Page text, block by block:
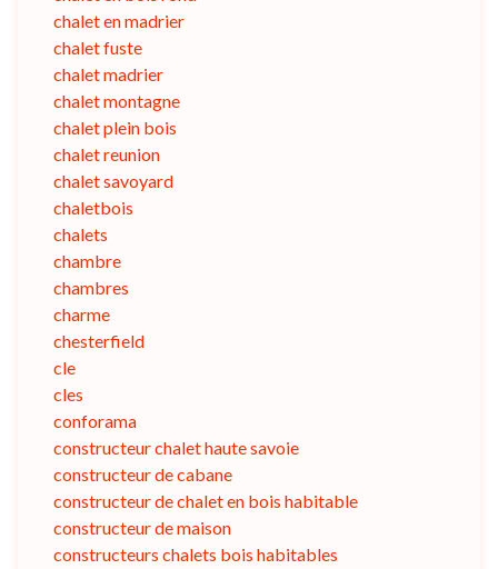
chalet en madrier
chalet fuste
chalet madrier
chalet montagne
chalet plein bois
chalet reunion
chalet savoyard
chaletbois
chalets
chambre
chambres
charme
chesterfield
cle
cles
conforama
constructeur chalet haute savoie
constructeur de cabane
constructeur de chalet en bois habitable
constructeur de maison
constructeurs chalets bois habitables